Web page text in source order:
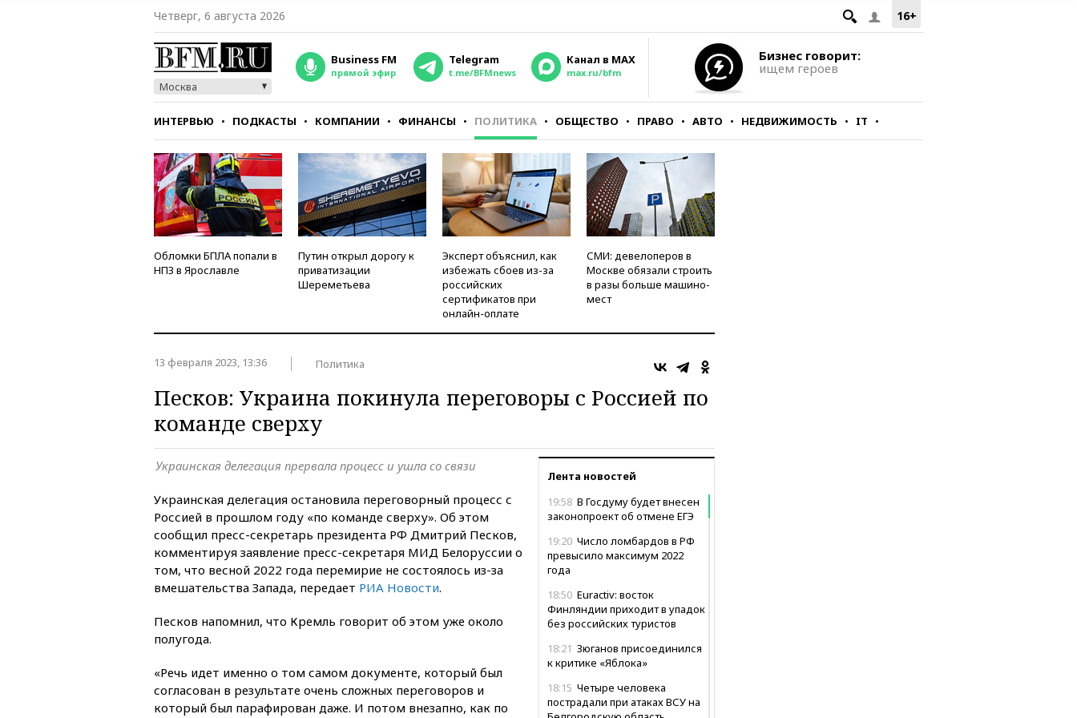
16+
Четверг, 6 августа 2026
Москва
Business FM
прямой эфир
Telegram
t.me/BFMnews
Канал в MAX
max.ru/bfm
Бизнес говорит:
ищем героев
ИНТЕРВЬЮ ПОДКАСТЫ КОМПАНИИ ФИНАНСЫ ПОЛИТИКА ОБЩЕСТВО ПРАВО АВТО НЕДВИЖИМОСТЬ IT
СТИЛЬ ТЕСТЫ
Обломки БПЛА попали в
НПЗ в Ярославле
Путин открыл дорогу к
приватизации
Шереметьева
Эксперт объяснил, как
избежать сбоев из-за
российских
сертификатов при
онлайн-оплате
СМИ: девелоперов в
Москве обязали строить
в разы больше машино-
мест
13 февраля 2023, 13:36 Политика
Песков: Украина покинула переговоры с Россией по
команде сверху
Лента новостей
19:58 В Госдуму будет внесен
законопроект об отмене ЕГЭ
19:20 Число ломбардов в РФ
превысило максимум 2022
года
18:50 Euractiv: восток
Финляндии приходит в упадок
без российских туристов
18:21 Зюганов присоединился
к критике «Яблока»
18:15 Четыре человека
пострадали при атаках ВСУ на
Украинская делегация прервала процесс и ушла со связи
Украинская делегация остановила переговорный процесс с
Россией в прошлом году «по команде сверху». Об этом
сообщил пресс-секретарь президента РФ Дмитрий Песков,
комментируя заявление пресс-секретаря МИД Белоруссии о
том, что весной 2022 года перемирие не состоялось из-за
вмешательства Запада, передает РИА Новости.
Песков напомнил, что Кремль говорит об этом уже около
полугода.
«Речь идет именно о том самом документе, который был
согласован в результате очень сложных переговоров и
который был парафирован даже. И потом внезапно, как по